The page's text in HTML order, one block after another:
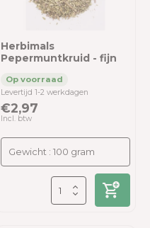
Herbimals
Pepermuntkruid - fijn
Levertijd 1-2 werkdagen
€2,97
Incl. btw